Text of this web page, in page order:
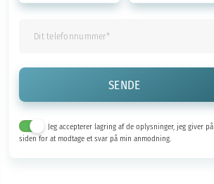
Jeg accepterer lagring af de oplysninger, jeg giver på
siden for at modtage et svar på min anmodning.